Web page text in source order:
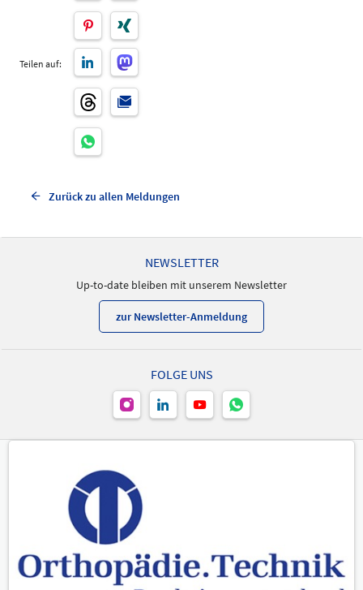
Teilen auf:
Zurück zu allen Meldungen
NEWSLETTER
Up-to-date bleiben mit unserem Newsletter
zur Newsletter-Anmeldung
FOLGE UNS